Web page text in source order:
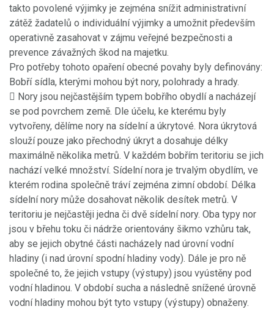
takto povolené výjimky je zejména snížit administrativní
zátěž žadatelů o individuální výjimky a umožnit především
operativně zasahovat v zájmu veřejné bezpečnosti a
prevence závažných škod na majetku.
Pro potřeby tohoto opaření obecné povahy byly definovány:
Bobří sídla, kterými mohou být nory, polohrady a hrady.
 Nory jsou nejčastějším typem bobřího obydlí a nacházejí
se pod povrchem země. Dle účelu, ke kterému byly
vytvořeny, dělíme nory na sídelní a úkrytové. Nora úkrytová
slouží pouze jako přechodný úkryt a dosahuje délky
maximálně několika metrů. V každém bobřím teritoriu se jich
nachází velké množství. Sídelní nora je trvalým obydlím, ve
kterém rodina společně tráví zejména zimní období. Délka
sídelní nory může dosahovat několik desítek metrů. V
teritoriu je nejčastěji jedna či dvě sídelní nory. Oba typy nor
jsou v břehu toku či nádrže orientovány šikmo vzhůru tak,
aby se jejich obytné části nacházely nad úrovní vodní
hladiny (i nad úrovní spodní hladiny vody). Dále je pro ně
společné to, že jejich vstupy (výstupy) jsou vyústěny pod
vodní hladinou. V období sucha a následně snížené úrovně
vodní hladiny mohou být tyto vstupy (výstupy) obnaženy.